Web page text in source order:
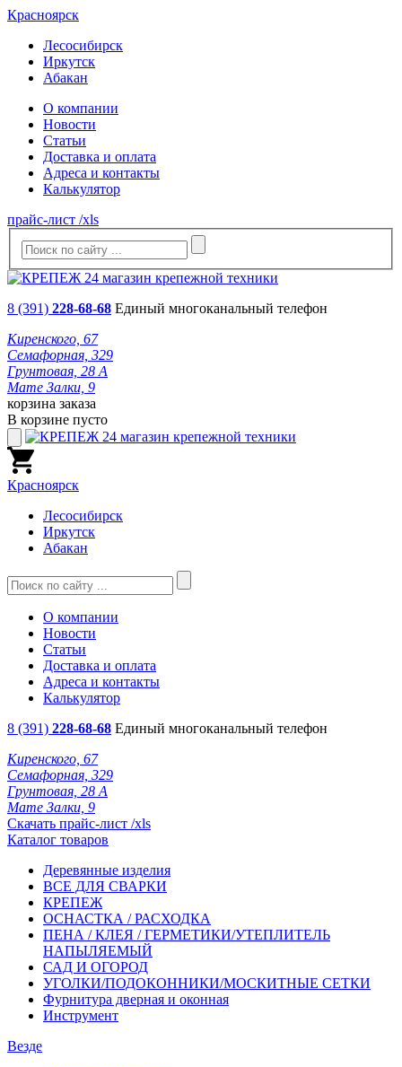
Красноярск
Лесосибирск
Иркутск
Абакан
О компании
Новости
Статьи
Доставка и оплата
Адреса и контакты
Калькулятор
прайс-лист /xls
8 (391) 228-68-68 Единый многоканальный телефон
Киренского, 67
Семафорная, 329
Грунтовая, 28 А
Мате Залки, 9
корзина заказа
В корзине пусто
Красноярск
Лесосибирск
Иркутск
Абакан
О компании
Новости
Статьи
Доставка и оплата
Адреса и контакты
Калькулятор
8 (391) 228-68-68 Единый многоканальный телефон
Киренского, 67
Семафорная, 329
Грунтовая, 28 А
Мате Залки, 9
Скачать прайс-лист /xls
Каталог товаров
Деревянные изделия
ВСЕ ДЛЯ СВАРКИ
КРЕПЕЖ
ОСНАСТКА / РАСХОДКА
ПЕНА / КЛЕЯ / ГЕРМЕТИКИ/УТЕПЛИТЕЛЬ
НАПЫЛЯЕМЫЙ
САД И ОГОРОД
УГОЛКИ/ПОДОКОННИКИ/МОСКИТНЫЕ СЕТКИ
Фурнитура дверная и оконная
Инструмент
Везде